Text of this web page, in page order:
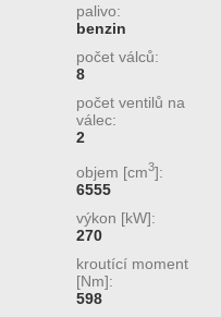
palivo:
benzin
počet válců:
8
počet ventilů na
válec:
2
objem [cm3]:
6555
výkon [kW]:
270
kroutící moment
[Nm]:
598